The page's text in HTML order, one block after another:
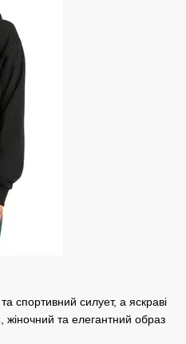
спортивний силует, а яскраві
та елегантний образ